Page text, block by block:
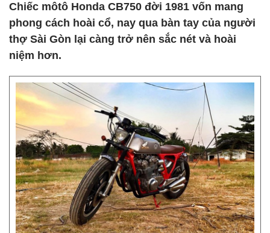
Chiếc môtô Honda CB750 đời 1981 vốn mang
phong cách hoài cổ, nay qua bàn tay của người
thợ Sài Gòn lại càng trở nên sắc nét và hoài
niệm hơn.